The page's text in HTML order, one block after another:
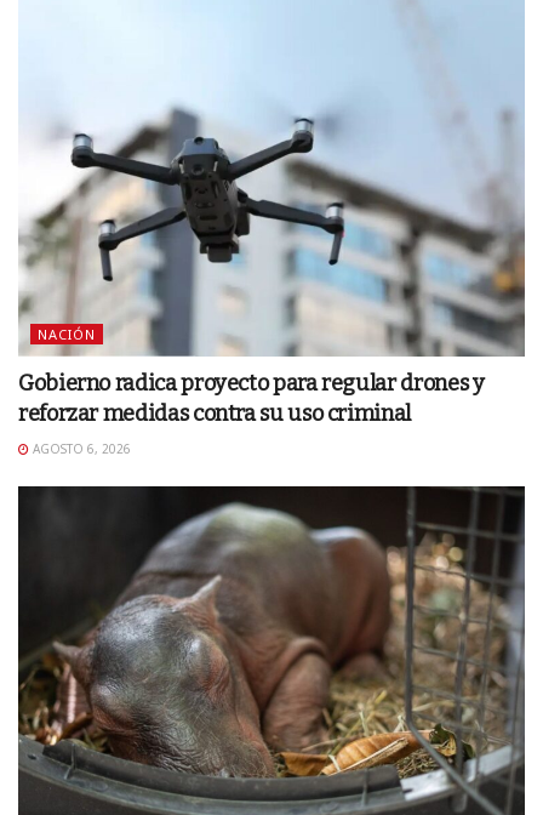
NACIÓN
Gobierno radica proyecto para regular drones y
reforzar medidas contra su uso criminal
AGOSTO 6, 2026